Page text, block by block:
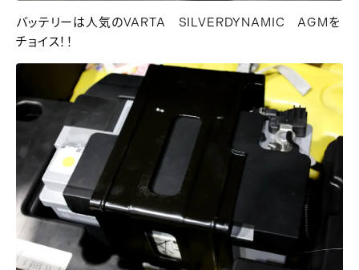
バッテリーは人気のVARTA SILVERDYNAMIC AGMを
チョイス！！